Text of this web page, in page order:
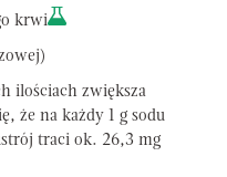
krwi
ilościach zwiększa
że na każdy 1 g sodu
traci ok. 26,3 mg